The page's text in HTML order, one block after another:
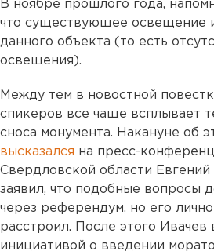
В ноябре прошлого года,
что существующее освещение
данного объекта (то есть
освещения).
Между тем в новостной
спикеров все чаще всплывает
сноса монумента. Накануне об
высказался на пресс-
Свердловской области
заявил, что подобные вопросы
через референдум, но его
расстроил. После этого Ивачев
инициативой о введении